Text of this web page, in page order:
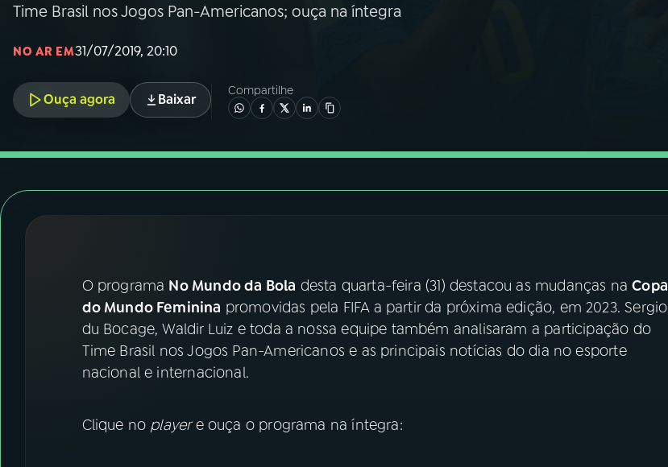
05 PODCASTS
06VIDEOCASTS
07ÚLTIMAS
YouTube Facebook
Instagram X
Time Brasil nos Jogos Pan-Americanos; ouça na íntegra
NO AR EM31/07/2019, 20:10
Ouça agora Baixar
Compartilhe
O programa No Mundo da Bola desta quarta-feira (31) destacou as mudanças naCopa
do Mundo Feminina promovidas pela FIFA a partir da próxima edição, em 2023. Sergio
du Bocage, Waldir Luiz e toda a nossa equipe também analisaram a participação do
Time Brasil nos Jogos Pan-Americanos e as principais notícias do dia no esporte
nacional e internacional.
Clique no playere ouça o programa na íntegra: